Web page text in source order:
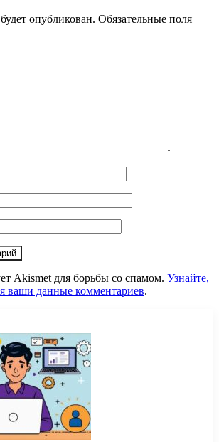
опубликован. Обязательные поля
Akismet для борьбы со спамом. Узнайте,
ваши данные комментариев.